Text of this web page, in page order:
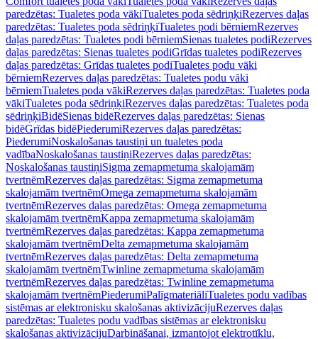
paredzētas: Tualetes poda vākiTualetes poda sēdriņķiRezerves daļas
paredzētas: Tualetes poda sēdriņķiTualetes podi bērniemRezerves
daļas paredzētas: Tualetes podi bērniemSienas tualetes podiRezerves
daļas paredzētas: Sienas tualetes podiGrīdas tualetes podiRezerves
daļas paredzētas: Grīdas tualetes podiTualetes podu vāki
bērniemRezerves daļas paredzētas: Tualetes podu vāki
bērniemTualetes poda vākiRezerves daļas paredzētas: Tualetes poda
vākiTualetes poda sēdriņķiRezerves daļas paredzētas: Tualetes poda
sēdriņķiBidēSienas bidēRezerves daļas paredzētas: Sienas
bidēGrīdas bidēPiederumiRezerves daļas paredzētas:
PiederumiNoskalošanas taustiņi un tualetes poda
vadībaNoskalošanas taustiņiRezerves daļas paredzētas:
Noskalošanas taustiņiSigma zemapmetuma skalojamām
tvertnēmRezerves daļas paredzētas: Sigma zemapmetuma
skalojamām tvertnēmOmega zemapmetuma skalojamām
tvertnēmRezerves daļas paredzētas: Omega zemapmetuma
skalojamām tvertnēmKappa zemapmetuma skalojamām
tvertnēmRezerves daļas paredzētas: Kappa zemapmetuma
skalojamām tvertnēmDelta zemapmetuma skalojamām
tvertnēmRezerves daļas paredzētas: Delta zemapmetuma
skalojamām tvertnēmTwinline zemapmetuma skalojamām
tvertnēmRezerves daļas paredzētas: Twinline zemapmetuma
skalojamām tvertnēmPiederumiPalīgmateriāliTualetes podu vadības
sistēmas ar elektronisku skalošanas aktivizācijuRezerves daļas
paredzētas: Tualetes podu vadības sistēmas ar elektronisku
skalošanas aktivizācijuDarbināšanai, izmantojot elektrotīklu,